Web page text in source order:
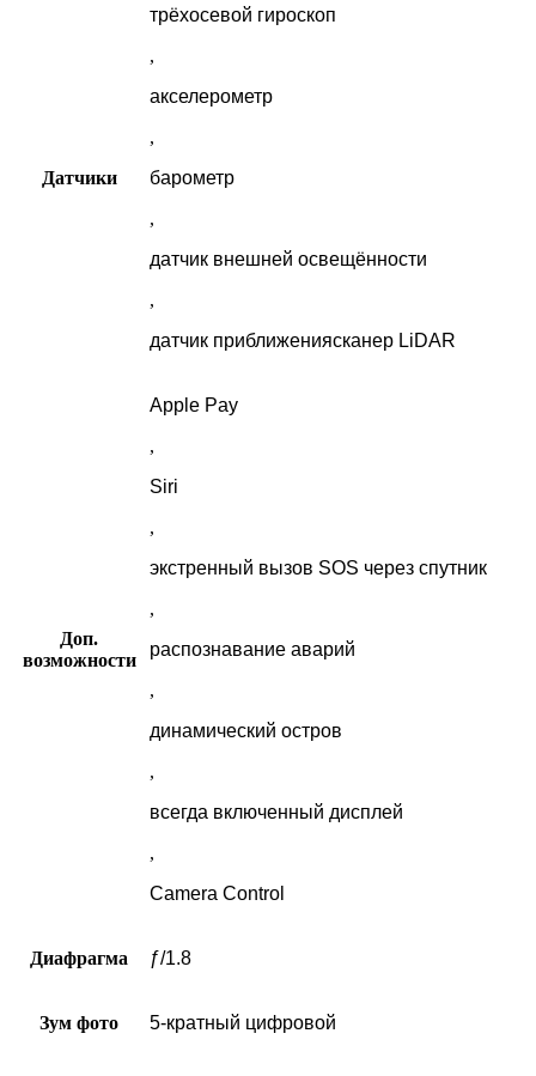
Датчики
трёхосевой гироскоп
,
акселерометр
,
барометр
,
датчик внешней освещённости
,
датчик приближениясканер LiDAR
Доп.
возможности
Apple Pay
,
Siri
,
экстренный вызов SOS через спутник
,
распознавание аварий
,
динамический остров
,
всегда включенный дисплей
,
Camera Control
Диафрагма ƒ/1.8
Зум фото 5-кратный цифровой